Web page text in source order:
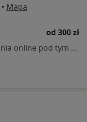
• Mapa
od 300 zł
Specjalista nie oferuje umawiania online pod tym adresem.